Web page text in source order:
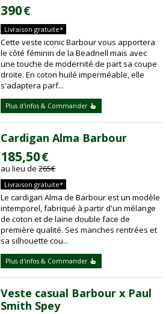
390€
Livraison gratuite*
Cette veste iconic Barbour vous apportera
le côté féminin de la Beadnell mais avec
une touche de modernité de part sa coupe
droite. En coton huilé imperméable, elle
s'adaptera parf...
Plus d'infos & Commander
Cardigan Alma Barbour
185,50€
au lieu de265€
Livraison gratuite*
Le cardigan Alma de Barbour est un modèle
intemporel, fabriqué à partir d'un mélange
de coton et de laine double face de
première qualité. Ses manches rentrées et
sa silhouette cou...
Plus d'infos & Commander
Veste casual Barbour x Paul
Smith Spey